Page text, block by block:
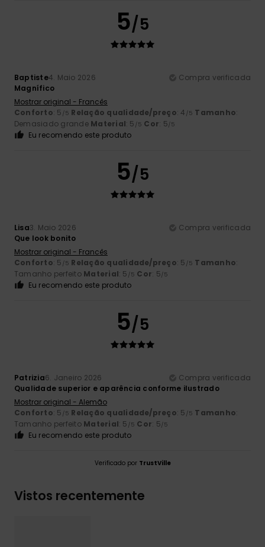
5/5
Baptiste4. Maio 2026
Compra verificada
Magnífico
Mostrar original - Francês
Conforto: 5 /5 Relação qualidade/preço: 4 /5 Tamanho:
Demasiado grande Material: 5 /5 Cor: 5/5
Eu recomendo este produto
5/5
Lisa3. Maio 2026
Compra verificada
Que look bonito
Mostrar original - Francês
Conforto: 5 /5 Relação qualidade/preço: 5 /5 Tamanho:
Tamanho perfeito Material: 5 /5 Cor: 5/5
Eu recomendo este produto
5/5
Patrizia6. Janeiro 2026
Compra verificada
Qualidade superior e aparência conforme ilustrado
Mostrar original - Alemão
Conforto: 5 /5 Relação qualidade/preço: 5 /5 Tamanho:
Tamanho perfeito Material: 5 /5 Cor: 5/5
Eu recomendo este produto
Verificado por TrustVille
Vistos recentemente